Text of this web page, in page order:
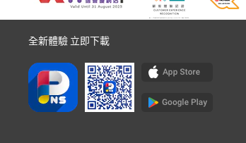
全新體驗 立即下載